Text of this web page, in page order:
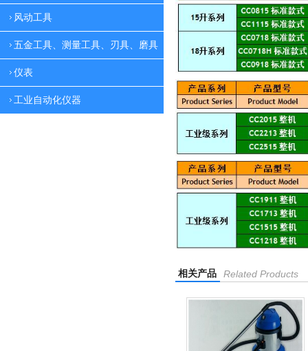
风动工具
五金工具、测量工具、刃具、磨具
仪表
工业自动化仪器
相关产品 Related Products